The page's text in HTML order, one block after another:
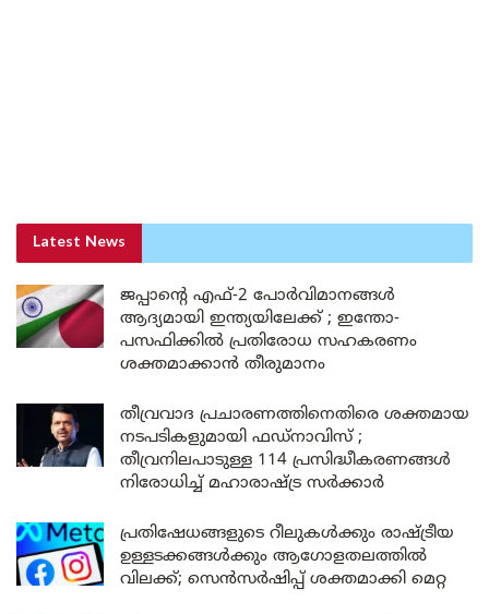
Latest News
ജപ്പാന്റെ എഫ്-2 പോർവിമാനങ്ങൾ
ആദ്യമായി ഇന്ത്യയിലേക്ക് ; ഇന്തോ-
പസഫിക്കിൽ പ്രതിരോധ സഹകരണം
ശക്തമാക്കാൻ തീരുമാനം
തീവ്രവാദ പ്രചാരണത്തിനെതിരെ ശക്തമായ
നടപടികളുമായി ഫഡ്നാവിസ് ;
തീവ്രനിലപാടുള്ള 114 പ്രസിദ്ധീകരണങ്ങൾ
നിരോധിച്ച് മഹാരാഷ്ട്ര സർക്കാർ
പ്രതിഷേധങ്ങളുടെ റീലുകൾക്കും രാഷ്ട്രീയ
ഉള്ളടക്കങ്ങൾക്കും ആഗോളതലത്തിൽ
വിലക്ക്; സെൻസർഷിപ്പ് ശക്തമാക്കി മെറ്റ